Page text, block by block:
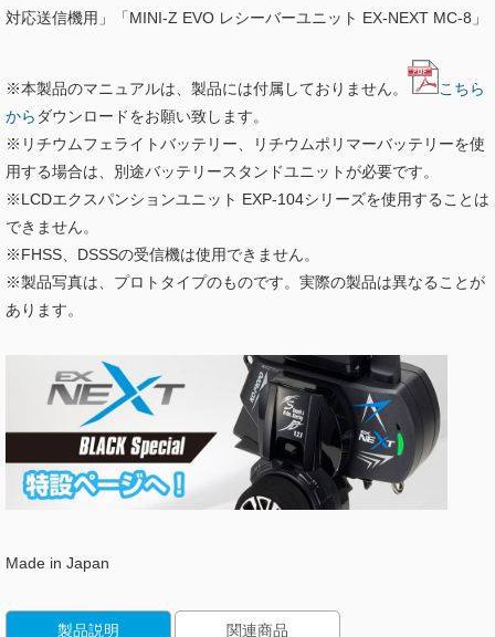
対応送信機用」「MINI-Z EVO レシーバーユニット EX-NEXT MC-8」
※本製品のマニュアルは、製品には付属しておりません。
こちら
から ダウンロードをお願い致します。
※リチウムフェライトバッテリー、リチウムポリマーバッテリーを使
用する場合は、別途バッテリースタンドユニットが必要です。
※LCDエクスパンションユニット EXP-104シリーズを使用することは
できません。
※FHSS、DSSSの受信機は使用できません。
※製品写真は、プロトタイプのものです。実際の製品は異なることが
あります。
Made in Japan
製品説明 関連商品